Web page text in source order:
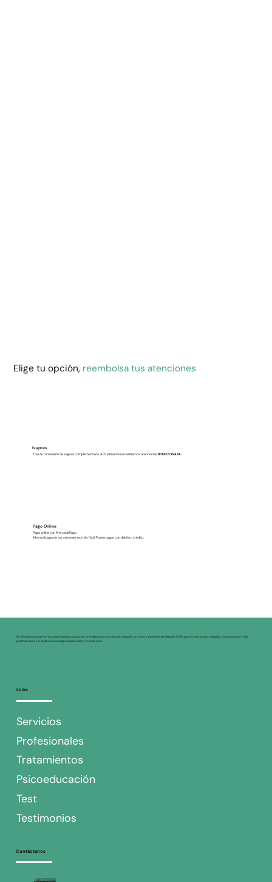
Elige tu opción, reembolsa tus atenciones
Isapres
Trae tu formulario de seguro complementario. Actualmente no realizamos atenciones BONO FONASA.
Pago Online
Pago online con MercadoPago
Ahora el pago de tus sesiones es más fácil, Puede pagar con debito o crédito.
En Terapéuticamente acompañamos a personas y familias con una mirada integral, cercana y profesional. Más de 3.500 pacientes nos han elegido, contamos con +50
profesionales y 2 sedes en Santiago: Las Condes y Providencia.
Links
Servicios
Profesionales
Tratamientos
Psicoeducación
Test
Testimonios
Contáctanos
+569 5178 1523